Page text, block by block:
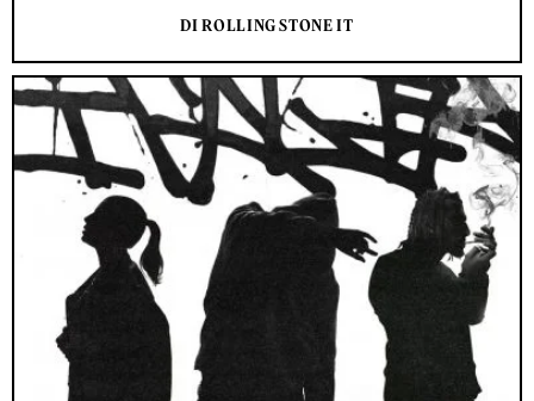
DI ROLLING STONE IT